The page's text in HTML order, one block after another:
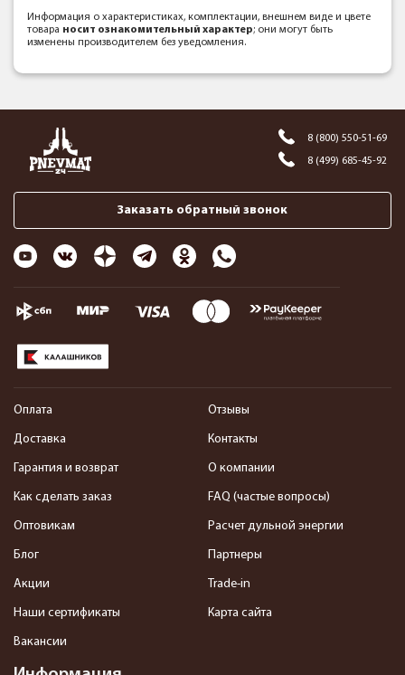
Информация о характеристиках, комплектации, внешнем виде и цвете
товара носит ознакомительный характер; они могут быть
изменены производителем без уведомления.
8 (800) 550-51-69
8 (499) 685-45-92
Заказать обратный звонок
Оплата
Доставка
Гарантия и возврат
Как сделать заказ
Оптовикам
Блог
Акции
Наши сертификаты
Вакансии
Отзывы
Контакты
О компании
FAQ (частые вопросы)
Расчет дульной энергии
Партнеры
Trade-in
Карта сайта